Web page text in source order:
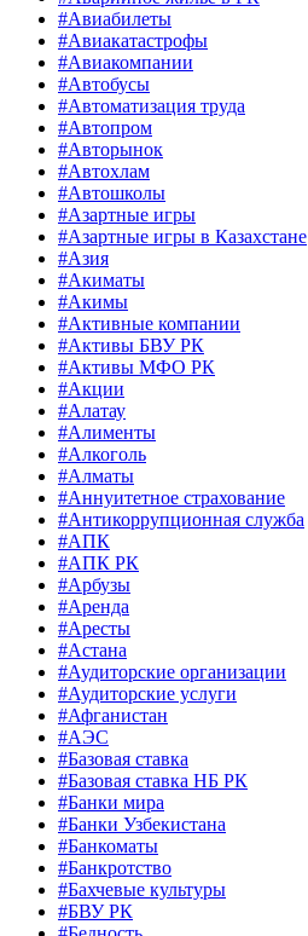
#Авиабилеты
#Авиакатастрофы
#Авиакомпании
#Автобусы
#Автоматизация труда
#Автопром
#Авторынок
#Автохлам
#Автошколы
#Азартные игры
#Азартные игры в Казахстане
#Азия
#Акиматы
#Акимы
#Активные компании
#Активы БВУ РК
#Активы МФО РК
#Акции
#Алатау
#Алименты
#Алкоголь
#Алматы
#Аннуитетное страхование
#Антикоррупционная служба
#АПК
#АПК РК
#Арбузы
#Аренда
#Аресты
#Астана
#Аудиторские организации
#Аудиторские услуги
#Афганистан
#АЭС
#Базовая ставка
#Базовая ставка НБ РК
#Банки мира
#Банки Узбекистана
#Банкоматы
#Банкротство
#Бахчевые культуры
#БВУ РК